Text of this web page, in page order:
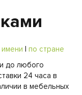
| по стране
до любого
24 часа в
в мебельных